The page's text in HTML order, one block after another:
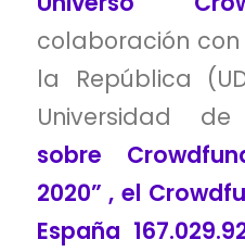
colaboración
la República
Universidad
sobre
2020” , el
España